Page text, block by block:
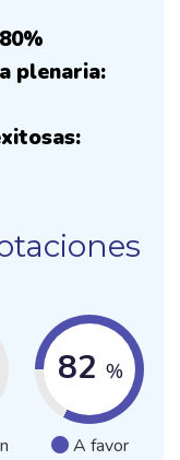
plenaria:
82 %
A favor